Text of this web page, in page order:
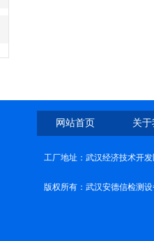
网站首页 关
工厂地址：武汉经济技术开
版权所有：武汉安德信检测